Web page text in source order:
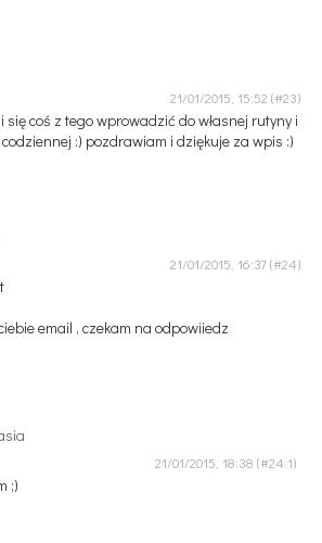
21/01/2015, 15:52
się coś z tego wprowadzić do własnej rutyny i
codziennej :) pozdrawiam i dziękuje za wpis :)
21/01/2015, 16:37
email , czekam na odpowiiedz
21/01/2015, 18:38
;)